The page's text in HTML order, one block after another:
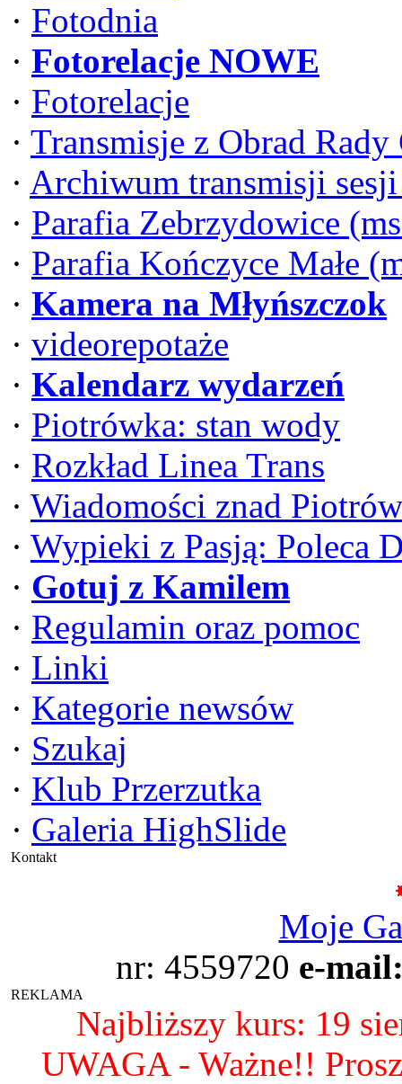
· Fotodnia
· Fotorelacje NOWE
· Fotorelacje
· Transmisje z Obrad
· Archiwum transmisji
· Parafia Zebrzydowice
· Parafia Kończyce Małe
· Kamera na Młyńszczok
· videorepotaże
· Kalendarz wydarzeń
· Piotrówka: stan wody
· Rozkład Linea Trans
· Wiadomości znad
· Wypieki z Pasją: Poleca
· Gotuj z Kamilem
· Regulamin oraz pomoc
· Linki
· Kategorie newsów
· Szukaj
· Klub Przerzutka
· Galeria HighSlide
Kontakt
Moje
nr: 4559720 e-
REKLAMA
Najbliższy kurs: 19
UWAGA - Ważne!!